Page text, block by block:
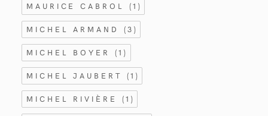
MAURICE CABROL (1)
MICHEL ARMAND (3)
MICHEL BOYER (1)
MICHEL JAUBERT (1)
MICHEL RIVIÈRE (1)